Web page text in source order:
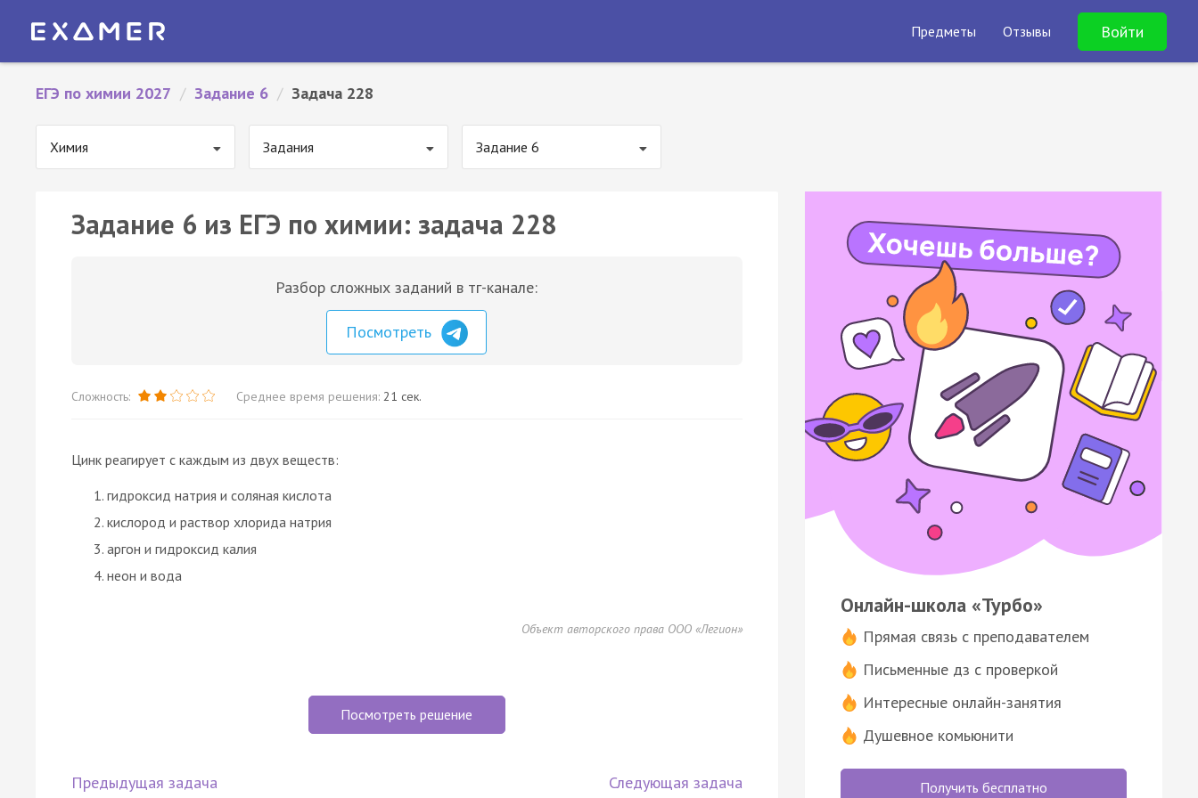
Предметы Отзывы Войти
ЕГЭ по химии 2027 / Задание 6 / Задача 228
Химия Задания Задание 6
Задание 6 из ЕГЭ по химии: задача 228
Разбор сложных заданий в тг-канале:
Посмотреть
Сложность: Среднее время решения: 21 сек.
Цинк реагирует с каждым из двух веществ:
гидроксид натрия и соляная кислота
кислород и раствор хлорида натрия
аргон и гидроксид калия
неон и вода
Объект авторского права ООО «Легион»
Посмотреть решение
Предыдущая задача Следующая задача
Онлайн-школа «Турбо»
Прямая связь с преподавателем
Письменные дз с проверкой
Интересные онлайн-занятия
Душевное комьюнити
Получить бесплатно